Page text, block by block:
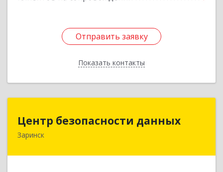
Отправить заявку
Показать контакты
Отправить заявку
Назад
Центр безопасности данных
Заринск
Центр безопасности данных
659100, Алтайский край, Заринск г, Таратынова